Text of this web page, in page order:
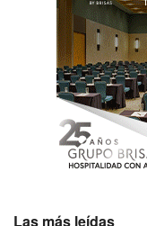
Las más leídas